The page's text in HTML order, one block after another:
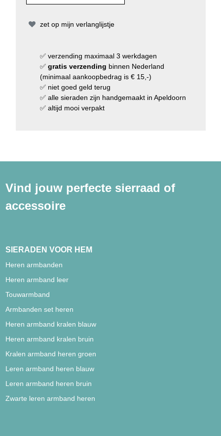
zet op mijn verlanglijstje
✅ verzending maximaal 3 werkdagen
✅ gratis verzending binnen Nederland
(minimaal aankoopbedrag is € 15,-)
✅ niet goed geld terug
✅ alle sieraden zijn handgemaakt in Apeldoorn
✅ altijd mooi verpakt
Vind jouw perfecte sierraad of
accessoire
SIERADEN VOOR HEM
Heren armbanden
Heren armband leer
Touwarmband
Armbanden set heren
Heren armband kralen blauw
Heren armband kralen bruin
Kralen armband heren groen
Leren armband heren blauw
Leren armband heren bruin
Zwarte leren armband heren